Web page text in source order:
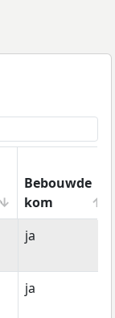
Bebouwde
kom
Bebouwde
kom
ja
ja